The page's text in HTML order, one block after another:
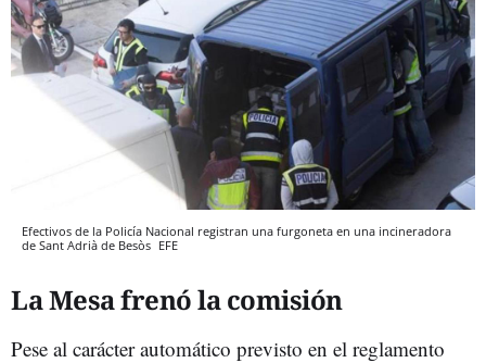
Efectivos de la Policía Nacional registran una furgoneta en una incineradora
de Sant Adrià de Besòs EFE
La Mesa frenó la comisión
Pese al carácter automático previsto en el reglamento